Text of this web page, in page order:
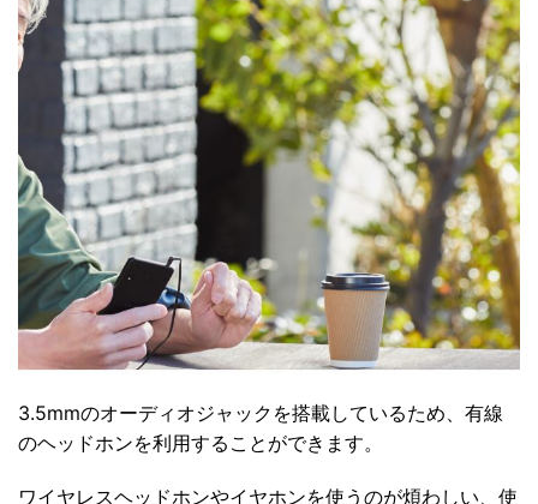
3.5mmのオーディオジャックを搭載しているため、有線
のヘッドホンを利用することができます。
ワイヤレスヘッドホンやイヤホンを使うのが煩わしい、使